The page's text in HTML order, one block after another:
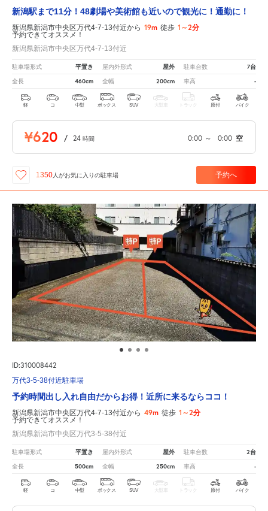
新潟駅まで11分！48劇場や美術館も近いので観光に！通勤に！
新潟県新潟市中央区万代4-7-13付近から 19m 徒歩 1～2分
予約できてオススメ！
新潟県新潟市中央区万代4-7-13付近
駐車場形式 平置き 屋内外形式 屋外 駐車台数 7台
全長 460cm 全幅 200cm 車高 -
軽 コ 中型 ボックス SUV 大型車 トラック 原付 バイク
¥620 / 24 時間 0:00 ～ 0:00 空
1350 人がお気に入りの駐車場 予約へ
ID:310008442
万代3-5-38付近駐車場
予約時間出し入れ自由だからお得！近所に来るならココ！
新潟県新潟市中央区万代4-7-13付近から 49m 徒歩 1～2分
予約できてオススメ！
新潟県新潟市中央区万代3-5-38付近
駐車場形式 平置き 屋内外形式 屋外 駐車台数 2台
全長 500cm 全幅 250cm 車高 -
軽 コ 中型 ボックス SUV 大型車 トラック 原付 バイク